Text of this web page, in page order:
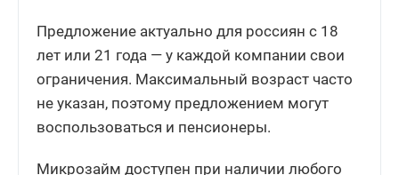
Предложение актуально для россиян с 18
лет или 21 года — у каждой компании свои
ограничения. Максимальный возраст часто
не указан, поэтому предложением могут
воспользоваться и пенсионеры.
Микрозайм доступен при наличии любого